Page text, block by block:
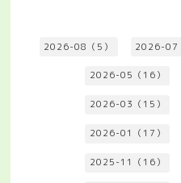
2026-08（5） 2026-07
2026-05（16）
2026-03（15）
2026-01（17）
2025-11（16）